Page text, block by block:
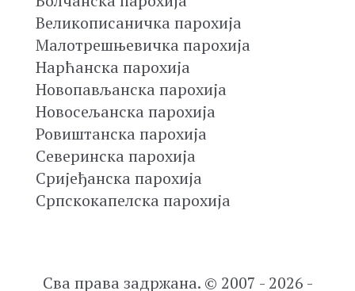
Великописаничка парохија
Малотрешњевичка парохија
Нарћанска парохија
Новопављанска парохија
Новосељанска парохија
Ровиштанска парохија
Северинска парохија
Сријеђанска парохија
Српскокапелска парохија
Сва права задржана. © 2007 - 2026 -